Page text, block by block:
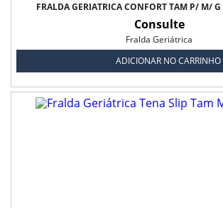
FRALDA GERIÁTRICA CONFORT TAM P/ M/
Consulte
Fralda Geriátrica
ADICIONAR NO CARRINHO